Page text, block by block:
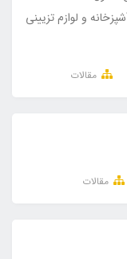
و لوازم تزیینی
مقالات
مقالات